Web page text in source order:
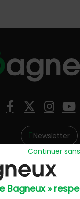
Bagneux »
Continuer
Facebook
X
Newsletter
Hôtel de Ville
Henri Ravera -
01 42 31 60